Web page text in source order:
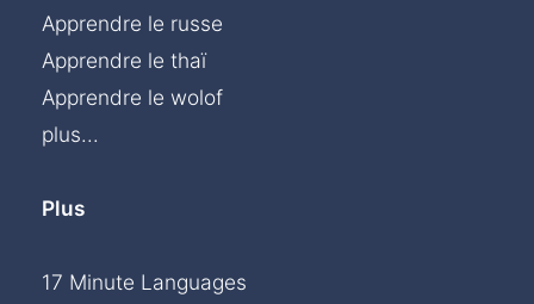
Apprendre le russe
Apprendre le thaï
Apprendre le wolof
plus...
Plus
17 Minute Languages